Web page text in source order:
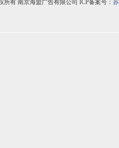
所有 南京海盟广告有限公司 ICP备案号：